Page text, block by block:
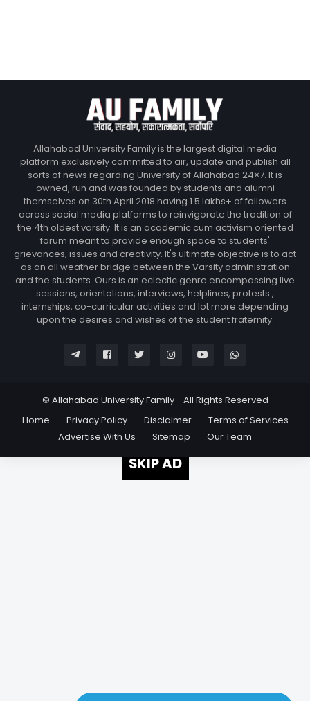
Allahabad University Family is the largest digital media
platform exclusively committed to air, update and publish all
sorts of news regarding University of Allahabad 24×7. It is
owned, run and was founded by students and alumni
themselves on 30th April 2018 having 1.5 lakhs+ of followers
across social media platforms to reinvigorate the tradition of
the 4th oldest varsity. It is an academic cum activism oriented
forum meant to provide enough space to students'
grievances, issues and creativity. It's ultimate objective is to act
as an all weather bridge between the Varsity administration
and the students. Ours is an eclectic genre encompassing live
sessions, orientations, interviews, helplines, protests ,
internships, co-curricular activities and lot more depending
upon the desires and wishes of the student fraternity.
© Allahabad University Family - All Rights Reserved
Home
Privacy Policy Disclaimer
Terms of Services
Advertise With Us
Sitemap Our Team
SKIP AD